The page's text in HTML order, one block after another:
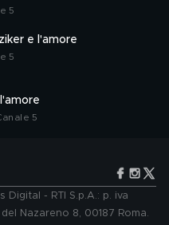
5
e l'amore
5
5
Digital - RTI S.p.A.: p. iva
Nazareno 8, 00187 Roma.